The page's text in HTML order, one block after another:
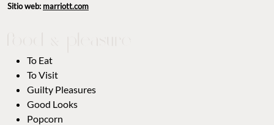
Sitio web: marriott.com
To Eat
To Visit
Guilty Pleasures
Good Looks
Popcorn